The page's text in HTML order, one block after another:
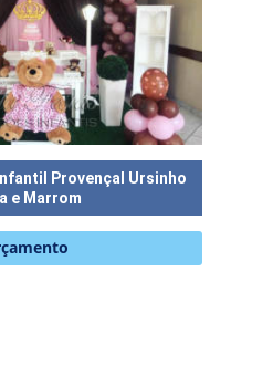
Provençal Ursinho
e Marrom